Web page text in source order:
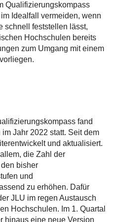
Qualifizierungskompass
Idealfall vermeiden, wenn
schnell feststellen lässt,
Hochschulen bereits
zum Umgang mit einem
fand
Jahr 2022 statt. Seit dem
und aktualisiert.
die Zahl der
bisher
und
zu erhöhen. Dafür
JLU im regen Austausch
Hochschulen. Im 1. Quartal
hinaus eine neue Version